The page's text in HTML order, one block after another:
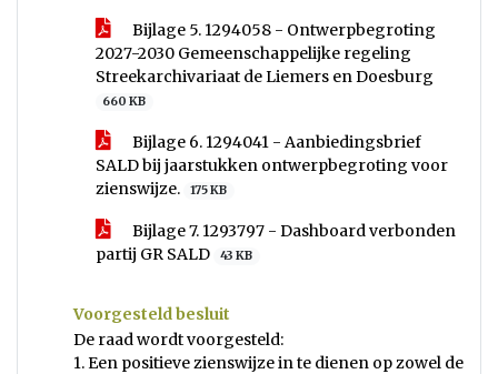
Bijlage 5. 1294058 - Ontwerpbegroting
2027-2030 Gemeenschappelijke regeling
Streekarchivariaat de Liemers en Doesburg
660 KB
Bijlage 6. 1294041 - Aanbiedingsbrief
SALD bij jaarstukken ontwerpbegroting voor
zienswijze.
175 KB
Bijlage 7. 1293797 - Dashboard verbonden
partij GR SALD
43 KB
Voorgesteld besluit
De raad wordt voorgesteld:
1. Een positieve zienswijze in te dienen op zowel de